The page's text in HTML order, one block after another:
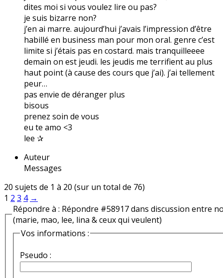
dites moi si vous voulez lire ou pas?
je suis bizarre non?
j’en ai marre. aujourd’hui j’avais l’impression d’être
habillé en business man pour mon oral. genre c’est
limite si j’étais pas en costard. mais tranquilleeee
demain on est jeudi. les jeudis me terrifient au plus
haut point (à cause des cours que j’ai). j’ai tellement
peur…
pas envie de déranger plus
bisous
prenez soin de vous
eu te amo <3
lee ✰
Auteur
Messages
20 sujets de 1 à 20 (sur un total de 76)
1 2 3 4 →
Répondre à : Répondre #58917 dans discussion entre
(marie, mao, lee, lina & ceux qui veulent)
Vos informations :
Pseudo :